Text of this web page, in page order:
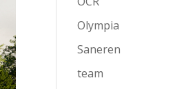
Olympia
Saneren
team